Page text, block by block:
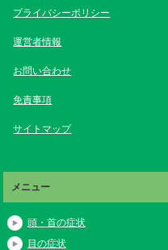
プライバシーポリシー
運営者情報
お問い合わせ
免責事項
サイトマップ
メニュー
頭・首の症状
目の症状